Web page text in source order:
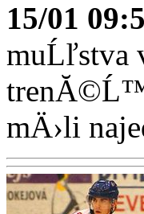
15/01
muĹľstva
mÄ›li